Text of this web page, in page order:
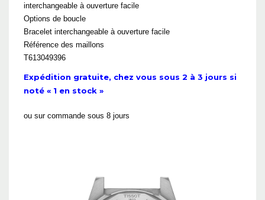
interchangeable à ouverture facile
Options de boucle
Bracelet interchangeable à ouverture facile
Référence des maillons
T613049396
Expédition gratuite, chez vous sous 2 à 3 jours si
noté « 1 en stock »
ou sur commande sous 8 jours